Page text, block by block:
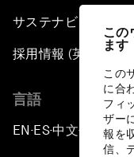
この
ます
この
に合
フィ
ザー
報を
信、
サステナビリティへ
採用情報 (英語のみ)
言語
EN ▪ES▪中文▪ 日本語